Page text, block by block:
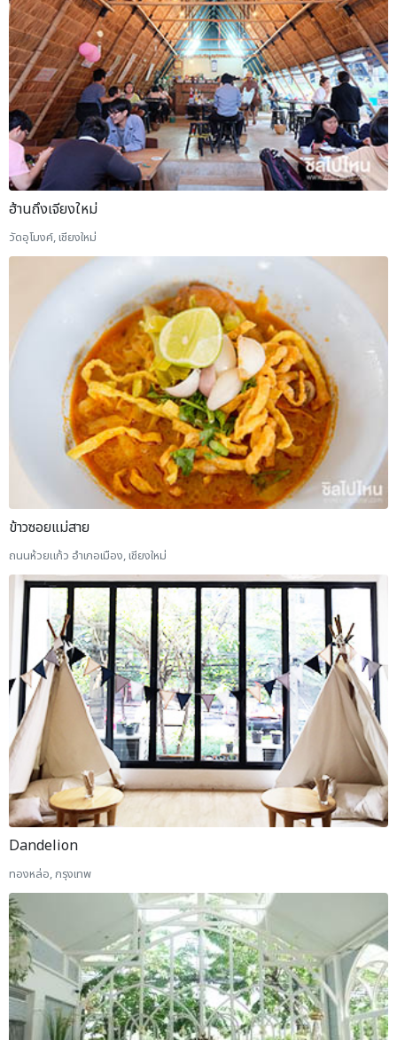
ฮ้านถึงเจียงใหม่
วัดอุโมงค์, เชียงใหม่
ข้าวซอยแม่สาย
ถนนห้วยแก้ว อำเภอเมือง, เชียงใหม่
Dandelion
ทองหล่อ, กรุงเทพ